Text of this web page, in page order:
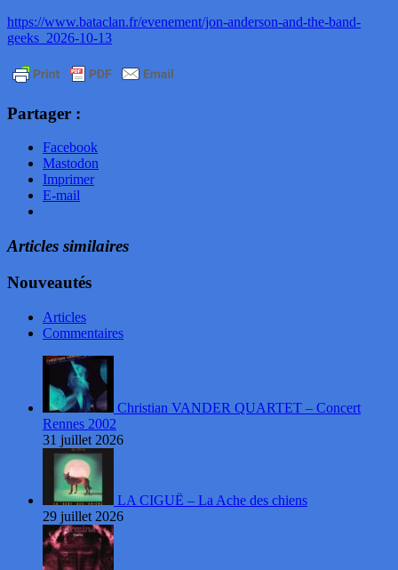
https://www.bataclan.fr/evenement/jon-anderson-and-the-band-
geeks_2026-10-13
Partager :
Facebook
Mastodon
Imprimer
E-mail
Articles similaires
Nouveautés
Articles
Commentaires
Christian VANDER QUARTET – Concert
Rennes 2002
31 juillet 2026
LA CIGUË – La Ache des chiens
29 juillet 2026